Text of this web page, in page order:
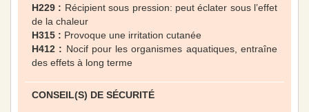
H229 : Récipient sous pression: peut éclater sous l’effet
de la chaleur
H315 : Provoque une irritation cutanée
H412 : Nocif pour les organismes aquatiques, entraîne
des effets à long terme
CONSEIL(S) DE SÉCURITÉ